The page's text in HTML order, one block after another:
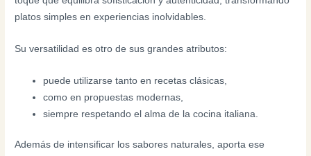
platos simples en experiencias inolvidables.
Su versatilidad es otro de sus grandes atributos:
puede utilizarse tanto en recetas clásicas,
como en propuestas modernas,
siempre respetando el alma de la cocina italiana.
Además de intensificar los sabores naturales, aporta ese